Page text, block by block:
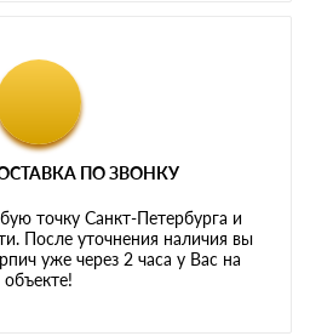
ПО ЗВОНКУ
точку Санкт-Петербурга и
После уточнения наличия вы
уже через 2 часа у Вас на
объекте!